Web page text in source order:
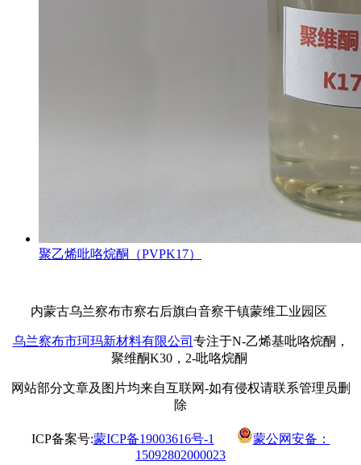
聚乙烯吡咯烷酮（PVPK17）
内蒙古乌兰察布市察右后旗白音察干镇蒙维工业园区
乌兰察布市珂玛新材料有限公司 专注于N-乙烯基吡咯烷酮，
聚维酮K30，2-吡咯烷酮
网站部分文章及图片均来自互联网-如有侵权请联系管理员删
除
ICP备案号:蒙ICP备19003616号-1
蒙公网安备：
15092802000023